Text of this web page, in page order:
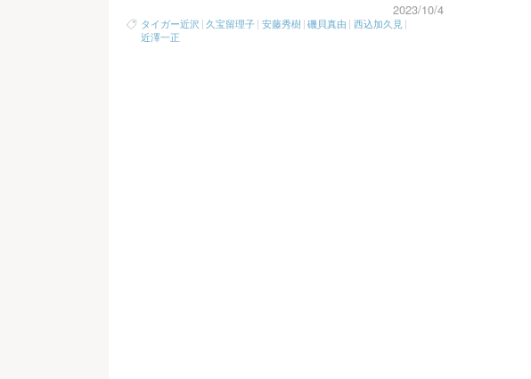
2023/10/4
タイガー近沢 | 久宝留理子| 安藤秀樹 |磯貝真由 | 西込加久見 |
近澤一正